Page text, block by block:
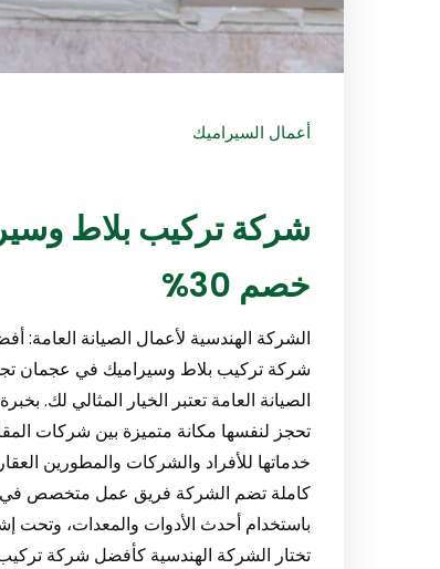
أعمال السيراميك
خصم 30%
الشركة الهندسية لأعمال الصيانة
شركة تركيب بلاط وسيراميك في عجمان
تحجز لنفسها مكانة متميزة بين شركات
خدماتها للأفراد والشركات والمطورين
كاملة تضم الشركة فريق عمل متخصص في
باستخدام أحدث الأدوات والمعدات، وتحت
تختار الشركة الهندسية كأفضل شركة